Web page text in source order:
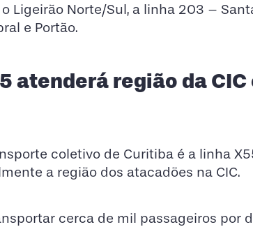
Ligeirão Norte/Sul, a linha 203 –
e Portão.
atenderá região da
coletivo de Curitiba é a linha
a região dos atacadões na CIC.
cerca de mil passageiros por